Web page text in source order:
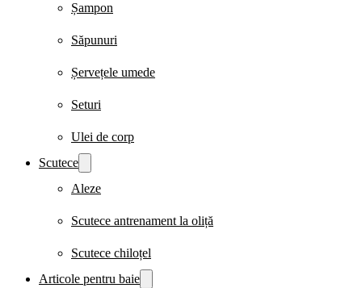
Șampon
Săpunuri
Șervețele umede
Seturi
Ulei de corp
Scutece
Aleze
Scutece antrenament la oliță
Scutece chiloțel
Articole pentru baie